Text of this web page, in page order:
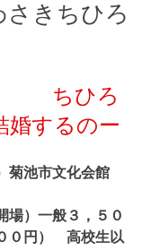
きちひろ
ちひろ
するのー
菊池市文化会館
場）一般３，５０
０円）　高校生以